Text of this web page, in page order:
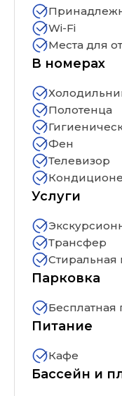
Wi-Fi
Места для
В номерах
Полотенца
Фен
Телевизор
Услуги
Трансфер
Парковка
Бесплатная
Питание
Кафе
Бассейн и